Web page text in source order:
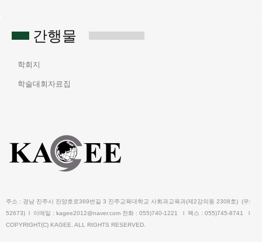
간행물
학회지
학술대회자료집
주소 : 경남 진주시 진양호로369번길 3 진주교육대학교 사회과교육과(제2강의동 2308호) (우:
52673) l 이메일 : kagee2012@naver.com 전화 : 055)740-1221 l 팩스 : 055)745-8741 l
COPYRIGHT(C) KAGEE. ALL RIGHTS RESERVED.